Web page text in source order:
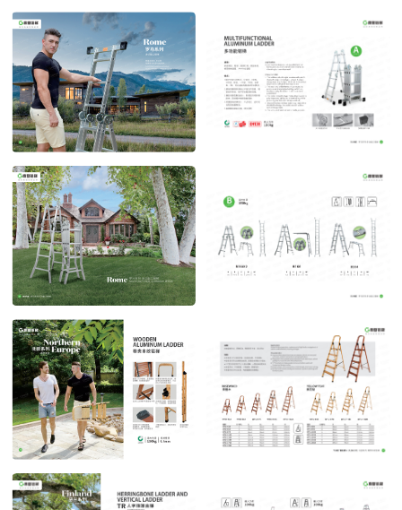
丹麦系列
POST TIME:2023-04-27
丹麦系列 多功能晾晒
POST TIME:2023-04-27
罗马系列
POST TIME:2023-04-27 POST TIME:2023-04-27
罗马系列2
POST TIME:2023-04-27 POST TIME:2023-04-27
北欧系列